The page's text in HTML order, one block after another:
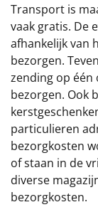
Transport is
vaak gratis. De
afhankelijk van
bezorgen.
zending op één
bezorgen. Ook
particulieren
bezorgkosten
of staan in de
diverse
bezorgkosten.